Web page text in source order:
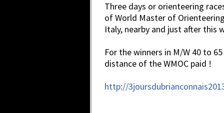
Three days or orienteering
of World Master of
Italy, nearby and just after this
For the winners in M/W 40 to
distance of the WMOC paid !
http://